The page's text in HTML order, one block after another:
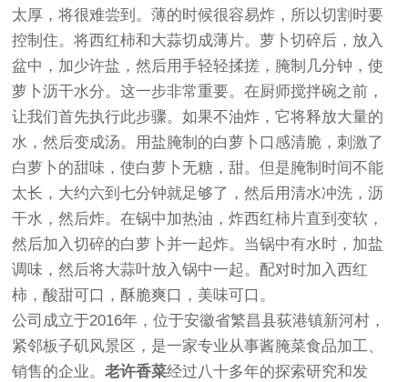
太厚，将很难尝到。薄的时候很容易炸，所以切割时要
控制住。将西红柿和大蒜切成薄片。萝卜切碎后，放入
盆中，加少许盐，然后用手轻轻揉搓，腌制几分钟，使
萝卜沥干水分。这一步非常重要。在厨师搅拌碗之前，
让我们首先执行此步骤。如果不油炸，它将释放大量的
水，然后变成汤。用盐腌制的白萝卜口感清脆，刺激了
白萝卜的甜味，使白萝卜无糖，甜。但是腌制时间不能
太长，大约六到七分钟就足够了，然后用清水冲洗，沥
干水，然后炸。在锅中加热油，炸西红柿片直到变软，
然后加入切碎的白萝卜并一起炸。当锅中有水时，加盐
调味，然后将大蒜叶放入锅中一起。配对时加入西红
柿，酸甜可口，酥脆爽口，美味可口。
公司成立于2016年，位于安徽省繁昌县荻港镇新河村，
紧邻板子矶风景区，是一家专业从事酱腌菜食品加工、
销售的企业。老许香菜经过八十多年的探索研究和发